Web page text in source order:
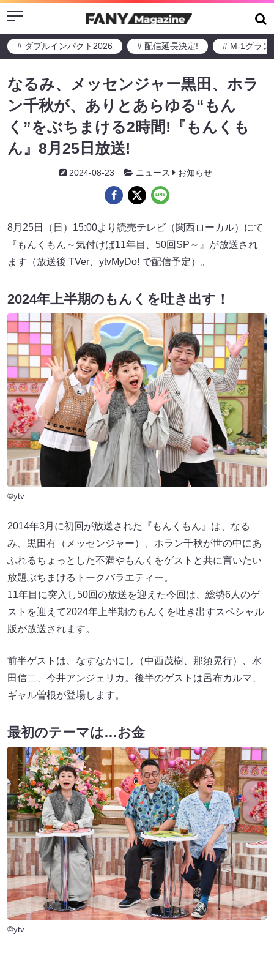
Menu
# ダブルインパクト2026 # 配信延長決定! # M-1グラン
なるみ、メッセンジャー黒田、ホラ
ン千秋が、ありとあらゆる“もん
く”をぶちまける2時間!『もんくも
ん』8月25日放送!
2024-08-23 ニュース お知らせ
8月25日（日）15:00より読売テレビ（関西ローカル）にて
『もんくもん～気付けば11年目、50回SP～』が放送され
ます（放送後 TVer、ytvMyDo! で配信予定）。
2024年上半期のもんくを吐き出す！
©ytv
2014年3月に初回が放送された『もんくもん』は、なる
み、黒田有（メッセンジャー）、ホラン千秋が世の中にあ
ふれるちょっとした不満やもんくをゲストと共に言いたい
放題ぶちまけるトークバラエティー。
11年目に突入し50回の放送を迎えた今回は、総勢6人のゲ
ストを迎えて2024年上半期のもんくを吐き出すスペシャル
版が放送されます。
前半ゲストは、なすなかにし（中西茂樹、那須晃行）、水
田信二、今井アンジェリカ。後半のゲストは呂布カルマ、
ギャル曽根が登場します。
最初のテーマは…お金
©ytv